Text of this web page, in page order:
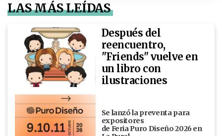
LAS MÁS LEÍDAS
Después del
reencuentro,
"Friends" vuelve en
un libro con
ilustraciones
Se lanzó la preventa para
expositores
de Feria Puro Diseño 2026 en